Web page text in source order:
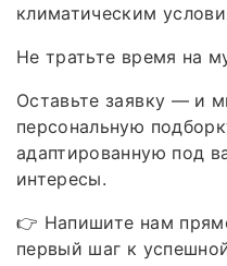
климатическим
Не тратьте время на
Оставьте заявку — и
персональную
адаптированную под
интересы.
👉 Напишите нам
первый шаг к